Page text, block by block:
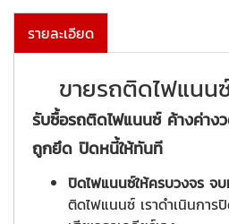
รายละเอียด
ขายรถติดไฟแนน
รับซื้อรถติดไฟแนนซ์ ค้างค่าง
ถูกยึด ปิดหนี้ให้ทันที
ปิดไฟแนนซ์ให้ครบวงจร
ติดไฟแนนซ์ เราดำเนินกา